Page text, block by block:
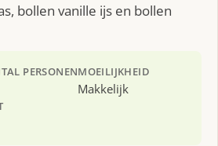
bollen vanille ijs en bollen
PERSONENMOEILIJKHEID
Makkelijk